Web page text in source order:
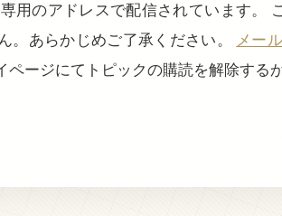
のアドレスで配信されています。
。あらかじめご了承ください。 メー
ージにてトピックの購読を解除する